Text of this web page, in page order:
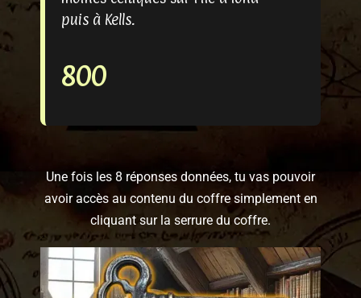
puis à Kells.
800
Une fois les 8 réponses données, tu vas pouvoir
avoir accès au contenu du coffre simplement en
cliquant sur la serrure du coffre.